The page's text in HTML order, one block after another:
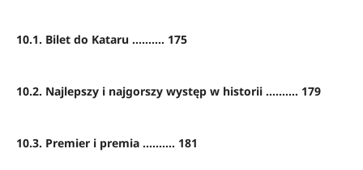
10.1. Bilet do Kataru .......... 175
10.2. Najlepszy i najgorszy występ w historii .......... 179
10.3. Premier i premia .......... 181